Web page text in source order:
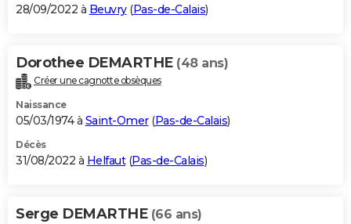
28/09/2022 à Beuvry(Pas-de-Calais)
Dorothee DEMARTHE (48 ans)
Créer une cagnotte obsèques
Naissance
05/03/1974 à Saint-Omer(Pas-de-Calais)
Décès
31/08/2022 à Helfaut(Pas-de-Calais)
Serge DEMARTHE (66 ans)